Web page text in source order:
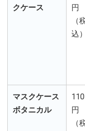
クケース
円
（
込）
マスクケース
ボタニカル
110
円
（